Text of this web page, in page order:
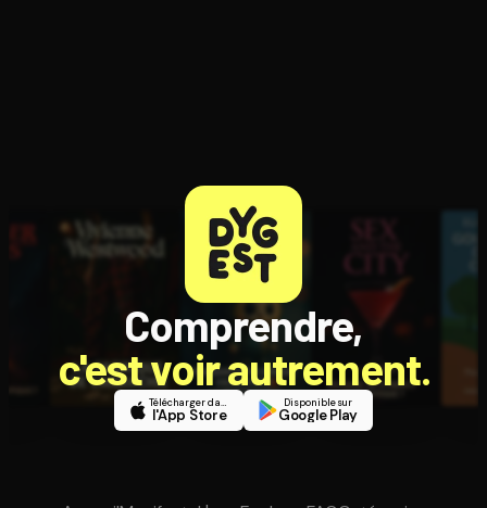
Comprendre,
c'est voir autrement.
Télécharger dans
l'App Store
Disponible sur
Google Play